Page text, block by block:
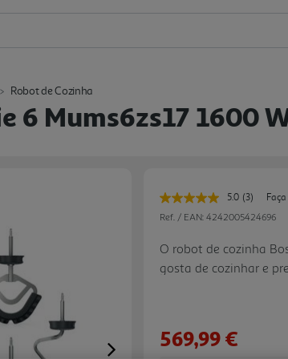
Robot de Cozinha
6 Mums6zs17 1600
5.0 Leu
3
Link
para
a
(3)
Ref. / EAN: 4242005424696
O robot de cozinha
gosta de cozinhar e
bolos. A balança
569,99 €